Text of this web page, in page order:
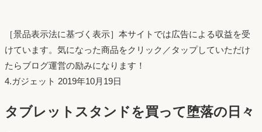
［景品表示法に基づく表示］本サイトでは広告による収益を受
けています。気になった商品をクリック／タップしていただけ
たらブログ運営の励みになります！
4.ガジェット 投
日：
2019年10月19日
タブレットスタンドを買って堕落の日々